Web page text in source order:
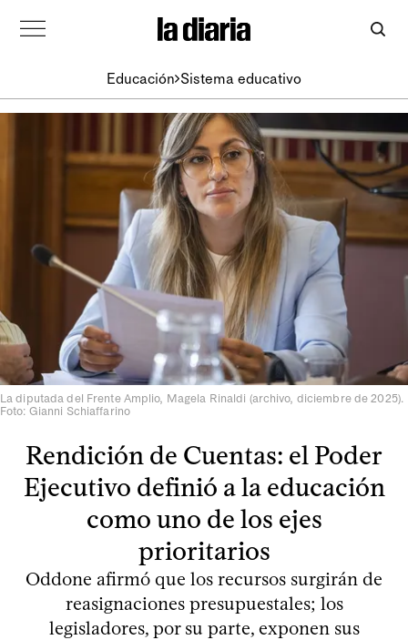
Educación Sistema educativo
La diputada del Frente Amplio, Magela Rinaldi (archivo, diciembre de 2025).
Foto: Gianni Schiaffarino
Rendición de Cuentas: el Poder
Ejecutivo definió a la educación
como uno de los ejes
prioritarios
Oddone afirmó que los recursos surgirán de
reasignaciones presupuestales; los
legisladores, por su parte, exponen sus